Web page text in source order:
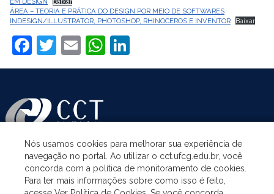
ÁREA – TEORIA E PRÁTICA DO DESIGN POR MEIO DE SOFTWARES
INDESIGN/ILLUSTRATOR, PHOTOSHOP, RHINOCEROS E INVENTOR
Baixar
Facebook
Twitter
EmailWhatsApp
ASSUNTOS
Nós usamos cookies para melhorar sua experiência de
navegação no portal. Ao utilizar o cct.ufcg.edu.br, você
concorda com a política de monitoramento de cookies.
Para ter mais informações sobre como isso é feito,